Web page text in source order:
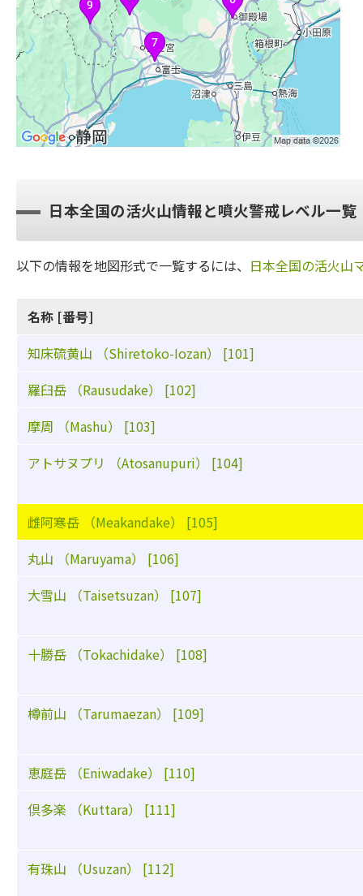
日本全国の活火山情報と噴火警戒レベル一覧
以下の情報を地図形式で一覧するには、 日本全国の活火山
名称 [番号]
知床硫黄山 （Shiretoko-Iozan） [101]
羅臼岳 （Rausudake） [102]
摩周 （Mashu） [103]
アトサヌプリ （Atosanupuri） [104]
雌阿寒岳 （Meakandake） [105]
丸山 （Maruyama） [106]
大雪山 （Taisetsuzan） [107]
十勝岳 （Tokachidake） [108]
樽前山 （Tarumaezan） [109]
恵庭岳 （Eniwadake） [110]
倶多楽 （Kuttara） [111]
有珠山 （Usuzan） [112]